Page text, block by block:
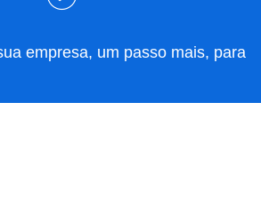
empresa, um passo mais, para